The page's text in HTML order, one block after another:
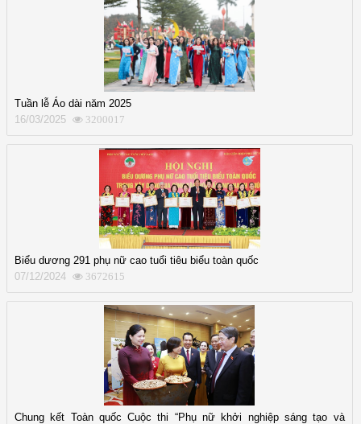
Tuần lễ Áo dài năm 2025
16/03/2025
3200017
Biểu dương 291 phụ nữ cao tuổi tiêu biểu toàn quốc
07/12/2024
3672615
Chung kết Toàn quốc Cuộc thi “Phụ nữ khởi nghiệp sáng tạo và